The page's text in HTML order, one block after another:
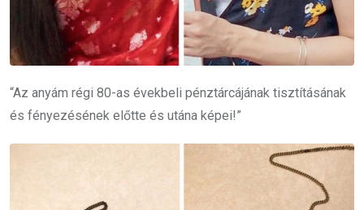
“Az anyám régi 80-as évekbeli pénztárcájának tisztításának
és fényezésének előtte és utána képei!”